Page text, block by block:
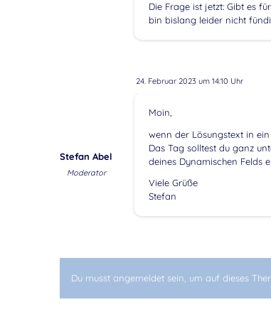
Die Frage ist jetzt: Gibt es
bin bislang leider nicht
24. Februar 2023 um 14:10 Uhr
Stefan Abel
Moderator
Moin,
wenn der Lösungstext in
Das Tag solltest du ganz
deines Dynamischen Felds
Viele Grüße
Stefan
Du musst angemeldet sein, um auf dieses